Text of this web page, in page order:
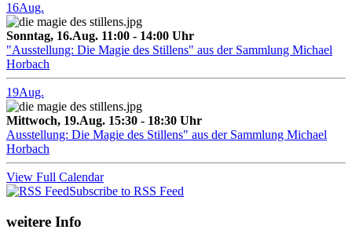
16Aug.
Sonntag, 16.Aug. 11:00 - 14:00 Uhr
"Ausstellung: Die Magie des Stillens" aus der Sammlung Michael
Horbach
19Aug.
Mittwoch, 19.Aug. 15:30 - 18:30 Uhr
Ausstellung: Die Magie des Stillens" aus der Sammlung Michael
Horbach
View Full Calendar
Subscribe to RSS Feed
weitere Info